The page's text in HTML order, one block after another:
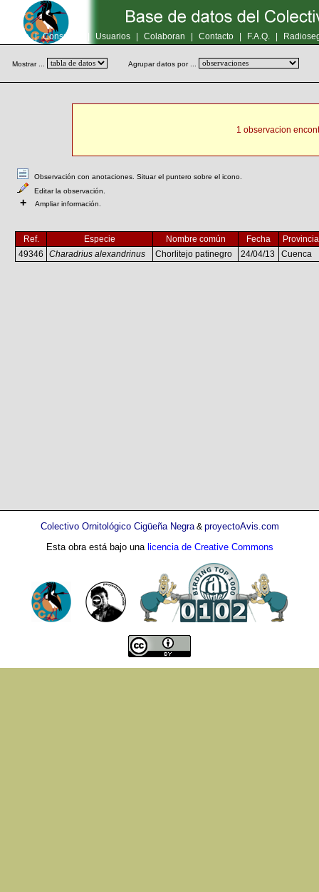
Inicio | Consultas Usuarios Colaboran Contacto F.A.Q.
Mostrar ... Agrupar datos por ...
1 observacion
Observación con anotaciones. Situar el puntero sobre el icono.
Editar la observación.
+ Ampliar información.
Ref. Especie Nombre común Fecha
Provincia
49346
Charadrius alexandrinus Chorlitejo patinegro 24/04/13 Cuenca
Colectivo Ornitológico Cigüeña Negra& proyectoAvis.com
Esta obra está bajo una licencia de Creative Commons